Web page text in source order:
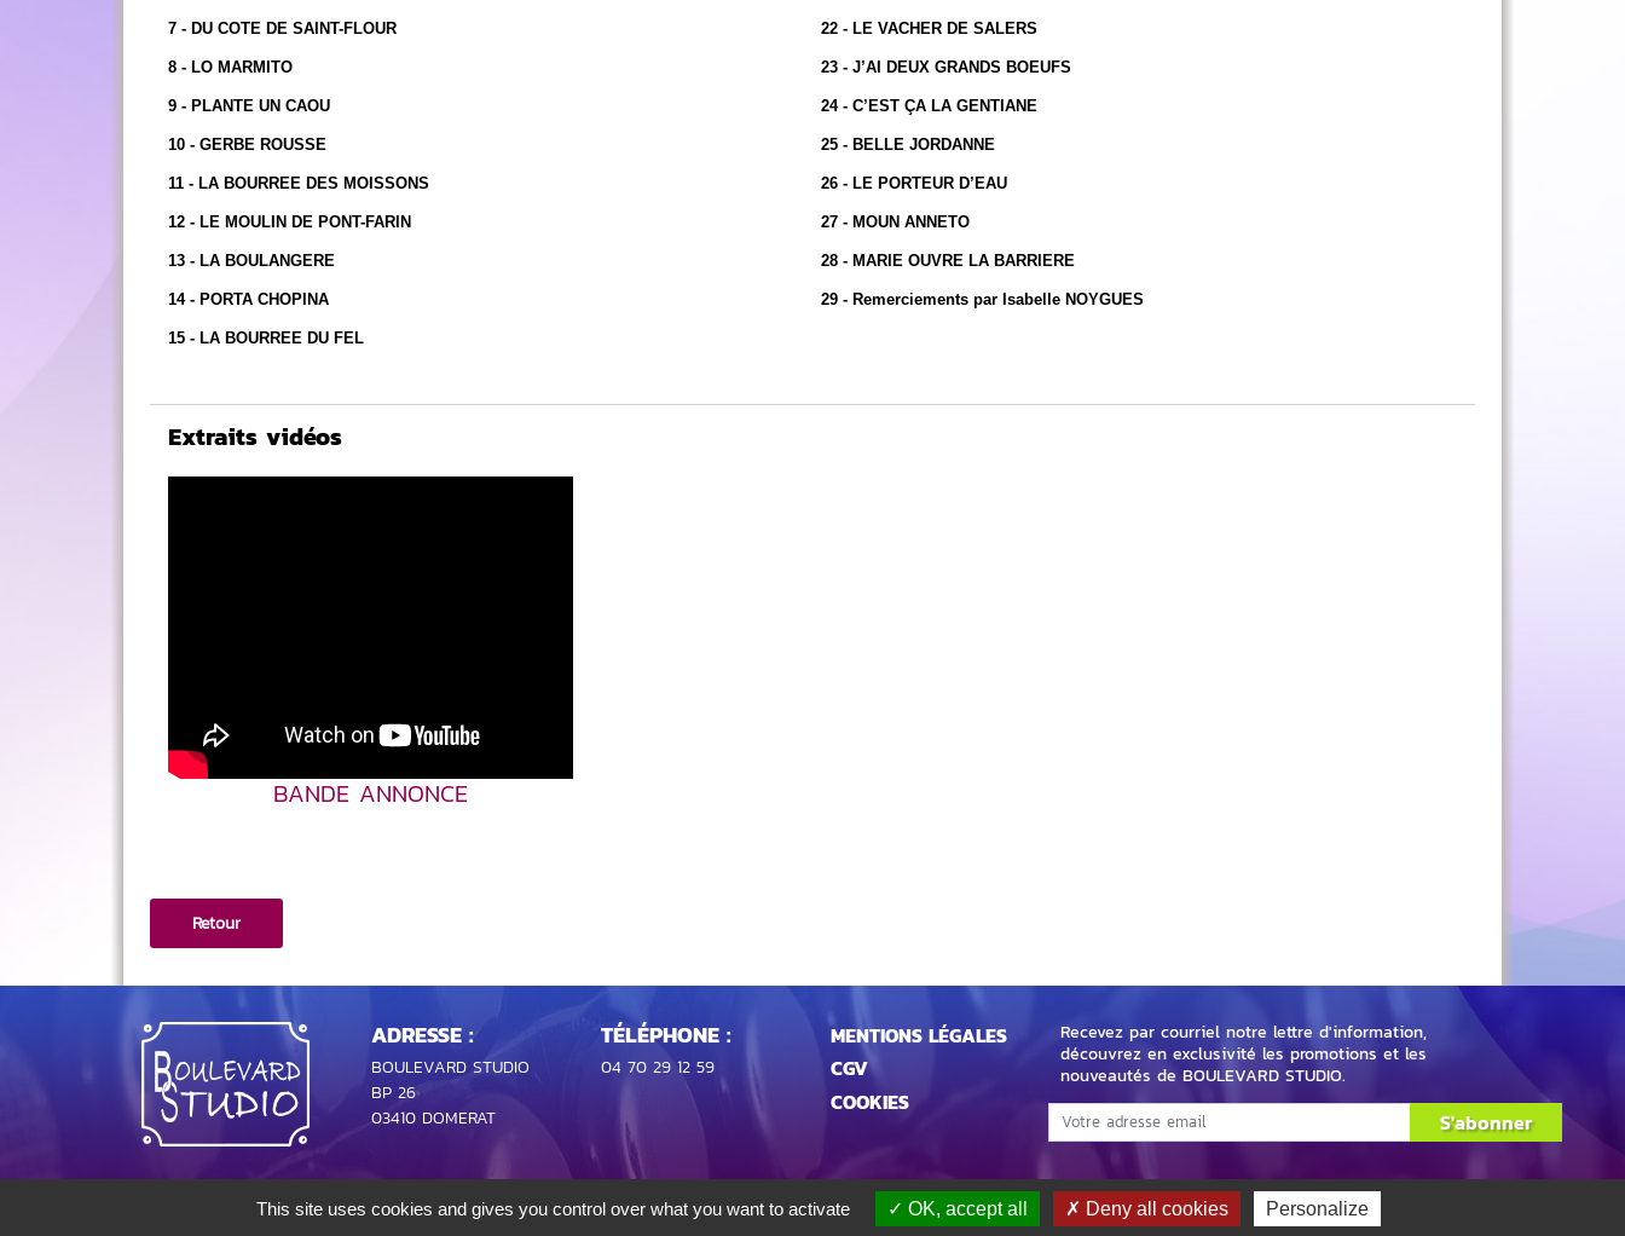
7 - DU COTE DE SAINT-FLOUR
8 - LO MARMITO
9 - PLANTE UN CAOU
10 - GERBE ROUSSE
11 - LA BOURREE DES MOISSONS
12 - LE MOULIN DE PONT-FARIN
13 - LA BOULANGERE
14 - PORTA CHOPINA
15 - LA BOURREE DU FEL
22 - LE VACHER DE SALERS
23 - J’AI DEUX GRANDS BOEUFS
24 - C’EST ÇA LA GENTIANE
25 - BELLE JORDANNE
26 - LE PORTEUR D’EAU
27 - MOUN ANNETO
28 - MARIE OUVRE LA BARRIERE
29 - Remerciements par Isabelle NOYGUES
Extraits vidéos
BANDE ANNONCE
Retour
ADRESSE :
BOULEVARD STUDIO
BP 26
03410 DOMERAT
TÉLÉPHONE :
04 70 29 12 59
MENTIONS LÉGALES
CGV
COOKIES
Recevez par courriel notre lettre d'information,
découvrez en exclusivité les promotions et les
nouveautés de BOULEVARD STUDIO.
S'abonner
Réalisation
This site uses cookies and gives you control over what you want to activate OK, accept all Deny all cookies Personalize